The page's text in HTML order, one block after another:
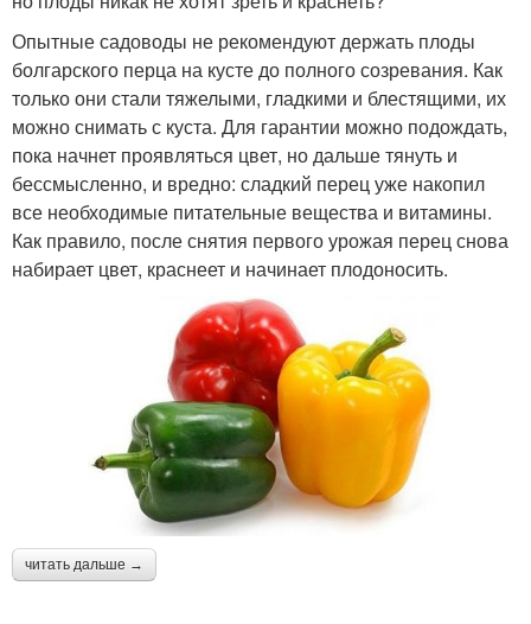
Опытные садоводы не рекомендуют держать плоды
болгарского перца на кусте до полного созревания. Как
только они стали тяжелыми, гладкими и блестящими, их
можно снимать с куста. Для гарантии можно подождать,
пока начнет проявляться цвет, но дальше тянуть и
бессмысленно, и вредно: сладкий перец уже накопил
все необходимые питательные вещества и витамины.
Как правило, после снятия первого урожая перец снова
набирает цвет, краснеет и начинает плодоносить.
читать дальше →